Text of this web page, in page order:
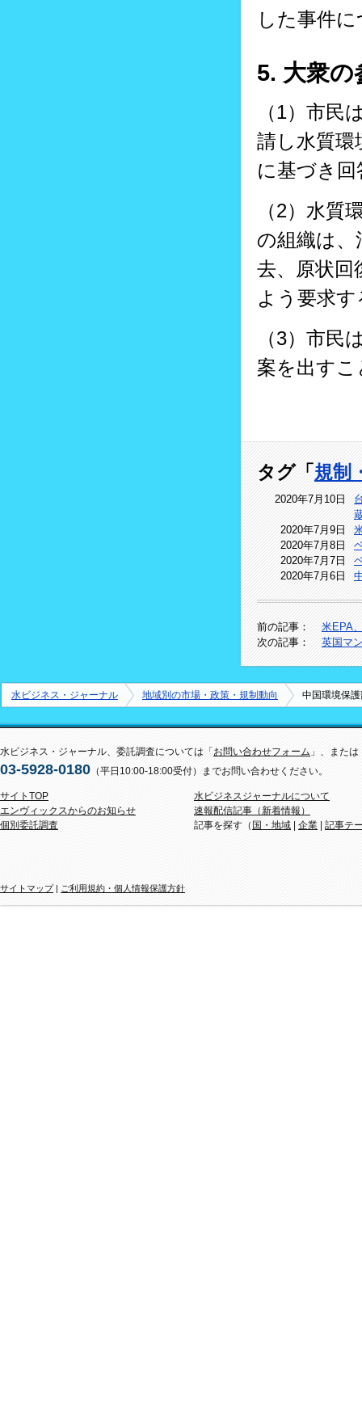
した事件
5. 大衆の
（1）市民
請し水質環
に基づき
（2）水質
の組織は、
去、原状回
よう要求
（3）市民
案を出す
タグ「規制
2020年7月10日
2020年7月9日
2020年7月8日
2020年7月7日
2020年7月6日
前の記事：
米EPA
次の記事：
英国マ
水ビジネス・ジャーナル 地域別の市場・政策・規制動向 中国環境保
水ビジネス・ジャーナル、委託調査については「お問い合わせフォーム 」、または
03-5928-0180 （平日10:00-18:00受付）までお問い合わせください。
サイトTOP
エンヴィックスからのお知らせ
個別委託調査
水ビジネスジャーナルについて
速報配信記事（新着情報）
記事を探す（ 国・地域 | 企業 | 記事テ
サイトマップ| ご利用規約・個人情報保護方針